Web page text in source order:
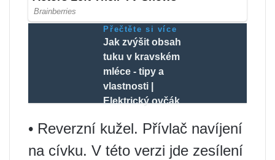
Přečtěte si více
Jak zvýšit obsah
tuku v kravském
mléce - tipy a
vlastnosti |
Elektrický ovčák
• Reverzní kužel. Přívlač navíjení
na cívku. V této verzi jde zesílení